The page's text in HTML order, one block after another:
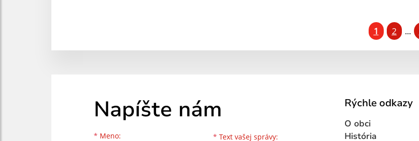
1 2 ...
Napíšte nám
* Meno:
Meno
Priezvisko
E-mailová adresa * Text vašej správy: Text vašej správy...
Rýchle odkazy
O obci
História